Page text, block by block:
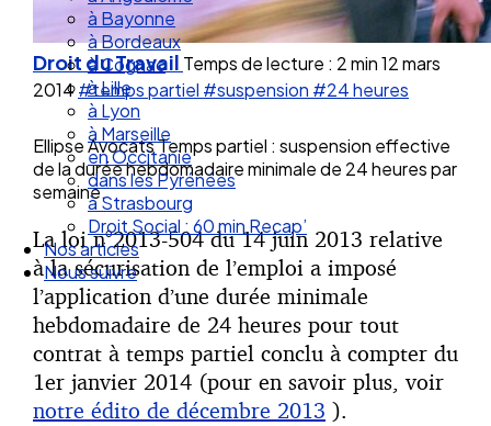
à Angouleme
à Bayonne
à Bordeaux
à Cognac
à Lille
à Lyon
à Marseille
en Occitanie
dans les Pyrénées
à Strasbourg
Droit Social : 60 min Recap’
Nos articles
Nous suivre
Droit du Travail Temps de lecture : 2 min12 mars
2014#temps partiel #suspension #24 heures
Ellipse Avocats Temps partiel : suspension effective
de la durée hebdomadaire minimale de 24 heures par
semaine.
La loi n°2013-504 du 14 juin 2013 relative
à la sécurisation de l’emploi a imposé
l’application d’une durée minimale
hebdomadaire de 24 heures pour tout
contrat à temps partiel conclu à compter du
1er janvier 2014 (pour en savoir plus, voir
notre édito de décembre 2013 ).